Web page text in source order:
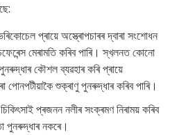
প্ৰায়ে অস্ত্ৰোপচাৰৰ দ্বাৰা সংশোধন
মেৰামতি কৰিব পাৰি। স্খলনত কোনো
কৌশল ব্যৱহাৰ কৰি প্ৰায়ে
পোনপটীয়াকৈ শুক্ৰাণুপুনৰুদ্ধাৰকৰিব পাৰি।
চিকিৎসাই প্ৰজনন নলীৰ সংক্ৰমণ নিৰাময় কৰিব
পুনৰুদ্ধাৰ নকৰে।